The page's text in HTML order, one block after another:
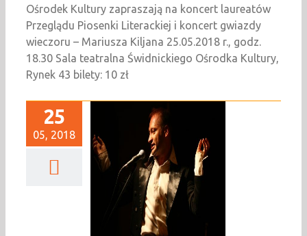
Ośrodek Kultury zapraszają na koncert laureatów
Przeglądu Piosenki Literackiej i koncert gwiazdy
wieczoru – Mariusza Kiljana 25.05.2018 r., godz.
18.30 Sala teatralna Świdnickiego Ośrodka Kultury,
Rynek 43 bilety: 10 zł
25
05, 2018
Piosenki